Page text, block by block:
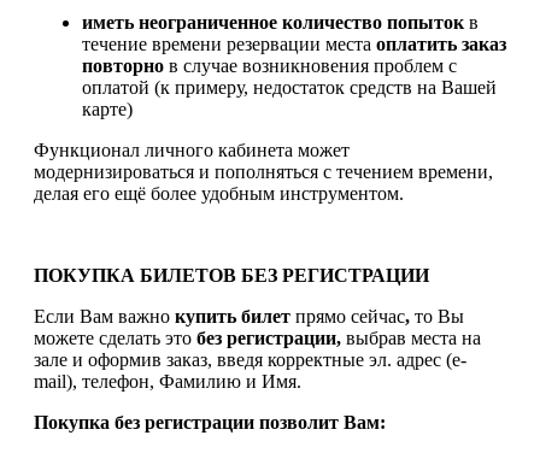
иметь неограниченное количество попыток в
течение времени резервации места оплатить заказ
повторно в случае возникновения проблем с
оплатой (к примеру, недостаток средств на Вашей
карте)
Функционал личного кабинета может
модернизироваться и пополняться с течением времени,
делая его ещё более удобным инструментом.
ПОКУПКА БИЛЕТОВ БЕЗ РЕГИСТРАЦИИ
Если Вам важно купить билет прямо сейчас, то Вы
можете сделать это без регистрации, выбрав места на
зале и оформив заказ, введя корректные эл. адрес (e-
mail), телефон, Фамилию и Имя.
Покупка без регистрации позволит Вам: